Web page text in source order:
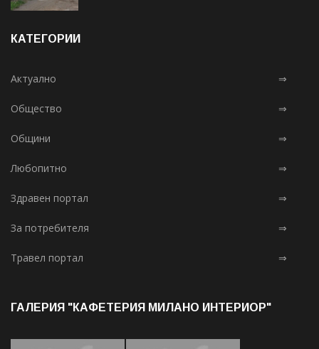
КАТЕГОРИИ
Актуално ⇒
Общество ⇒
Общини ⇒
Любопитно ⇒
Здравен портал ⇒
За потребителя ⇒
Травел портал ⇒
ГАЛЕРИЯ "КАФЕТЕРИЯ МИЛАНО ИНТЕРИОР"